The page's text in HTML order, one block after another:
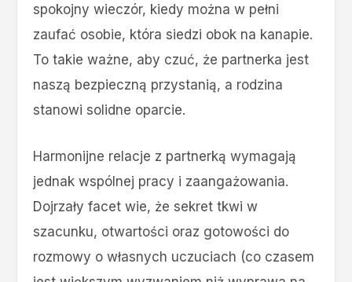
spokojny wieczór, kiedy można w pełni
zaufać osobie, która siedzi obok na kanapie.
To takie ważne, aby czuć, że partnerka jest
naszą bezpieczną przystanią, a rodzina
stanowi solidne oparcie.
Harmonijne relacje z partnerką wymagają
jednak wspólnej pracy i zaangażowania.
Dojrzały facet wie, że sekret tkwi w
szacunku, otwartości oraz gotowości do
rozmowy o własnych uczuciach (co czasem